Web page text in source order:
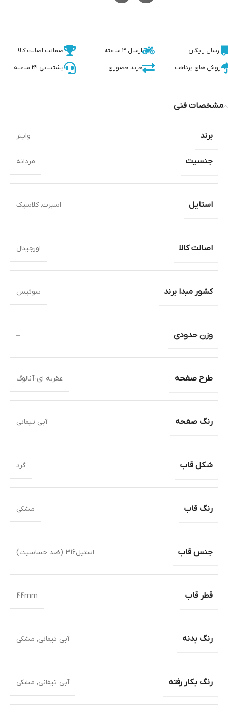
ارسال رایگان ارسال 3 ساعته ضمانت اصالت کالا
روش های پرداخت خرید حضوری پشتیبانی 24 ساعته
مشخصات فنی
جنسیت مردانه
استایل اسپرت,کلاسیک
اصالت کالا اورجینال
کشور مبدا برند سوئیس
وزن حدودی –
طرح صفحه عقربه ای-آنالوگ
رنگ صفحه آبی تیفانی
شکل قاب گرد
رنگ قاب مشکی
جنس قاب استیل316 (ضد حساسیت)
قطر قاب 44mm
رنگ بدنه آبی تیفانی, مشکی
رنگ بکار رفته آبی تیفانی, مشکی
برند واینر